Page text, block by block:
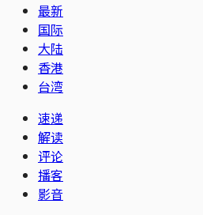
最新
国际
大陆
香港
台湾
速递
解读
评论
播客
影音